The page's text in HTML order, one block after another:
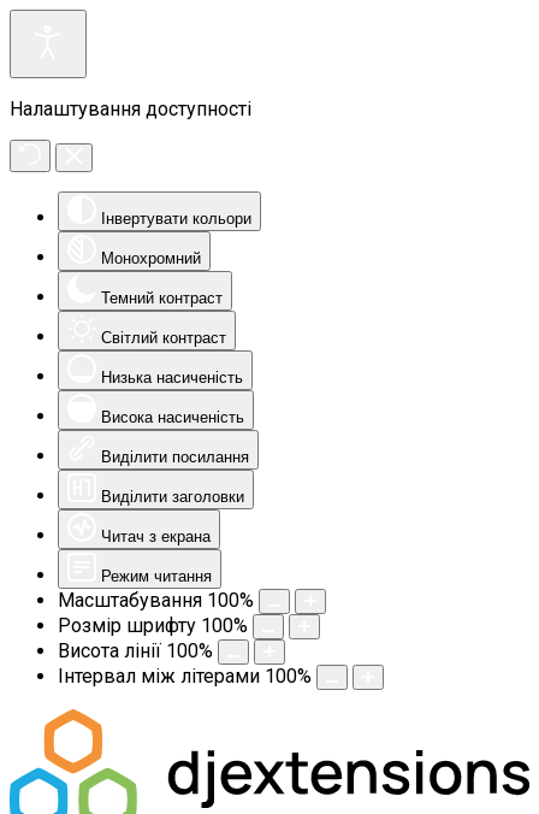
Налаштування доступності
Інвертувати кольори
Монохромний
Темний контраст
Світлий контраст
Низька насиченість
Висока насиченість
Виділити посилання
Виділити заголовки
Читач з екрана
Режим читання
Масштабування 100%
Розмір шрифту 100%
Висота лінії 100%
Інтервал між літерами 100%